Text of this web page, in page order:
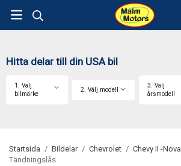
Hitta delar till din USA bil
1. Välj
bilmärke
2. Välj modell
3. Välj
årsmodell
Startsida / Bildelar / Chevrolet / Chevy II -Nova
Tändningslås